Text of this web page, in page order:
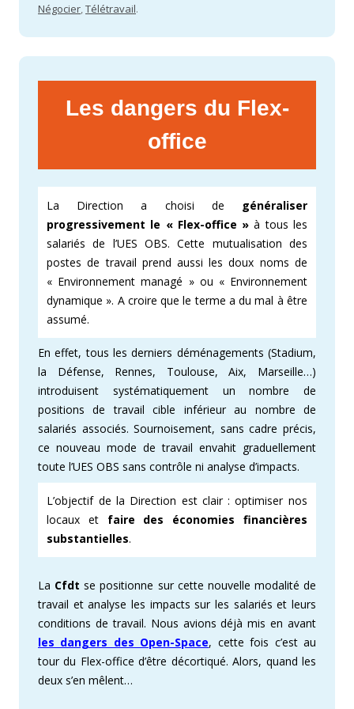
Négocier,Télétravail.
Les dangers du Flex-
office
La Direction a choisi de généraliser
progressivement le « Flex-office » à tous les
salariés de l’UES OBS. Cette mutualisation des
postes de travail prend aussi les doux noms de
« Environnement managé » ou « Environnement
dynamique ». A croire que le terme a du mal à être
assumé.
En effet, tous les derniers déménagements (Stadium,
la Défense, Rennes, Toulouse, Aix, Marseille…)
introduisent systématiquement un nombre de
positions de travail cible inférieur au nombre de
salariés associés. Sournoisement, sans cadre précis,
ce nouveau mode de travail envahit graduellement
toute l’UES OBS sans contrôle ni analyse d’impacts.
L’objectif de la Direction est clair : optimiser nos
locaux et faire des économies financières
substantielles.
La Cfdt se positionne sur cette nouvelle modalité de
travail et analyse les impacts sur les salariés et leurs
conditions de travail. Nous avions déjà mis en avant
les dangers des Open-Space, cette fois c’est au
tour du Flex-office d’être décortiqué. Alors, quand les
deux s’en mêlent…